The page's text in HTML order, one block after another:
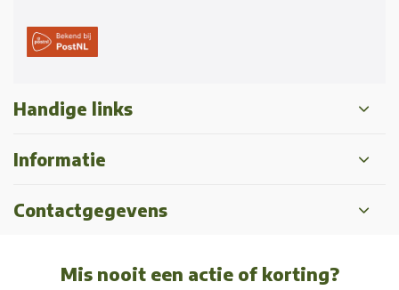
Handige links
Informatie
Contactgegevens
Mis nooit een actie of korting?